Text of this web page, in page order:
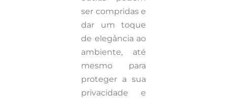
ser compridas e
dar um toque
de elegância ao
ambiente, até
mesmo para
proteger a sua
privacidade e